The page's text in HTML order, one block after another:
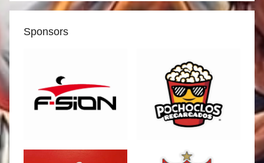
Sponsors